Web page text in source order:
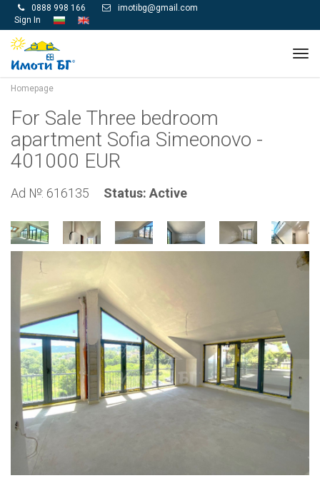
 0888 998 166 
imotibg@gmail.com
Sign In
Homepage
For Sale Three bedroom
apartment Sofia Simeonovo -
401000 EUR
Ad №: 616135 Status: Active